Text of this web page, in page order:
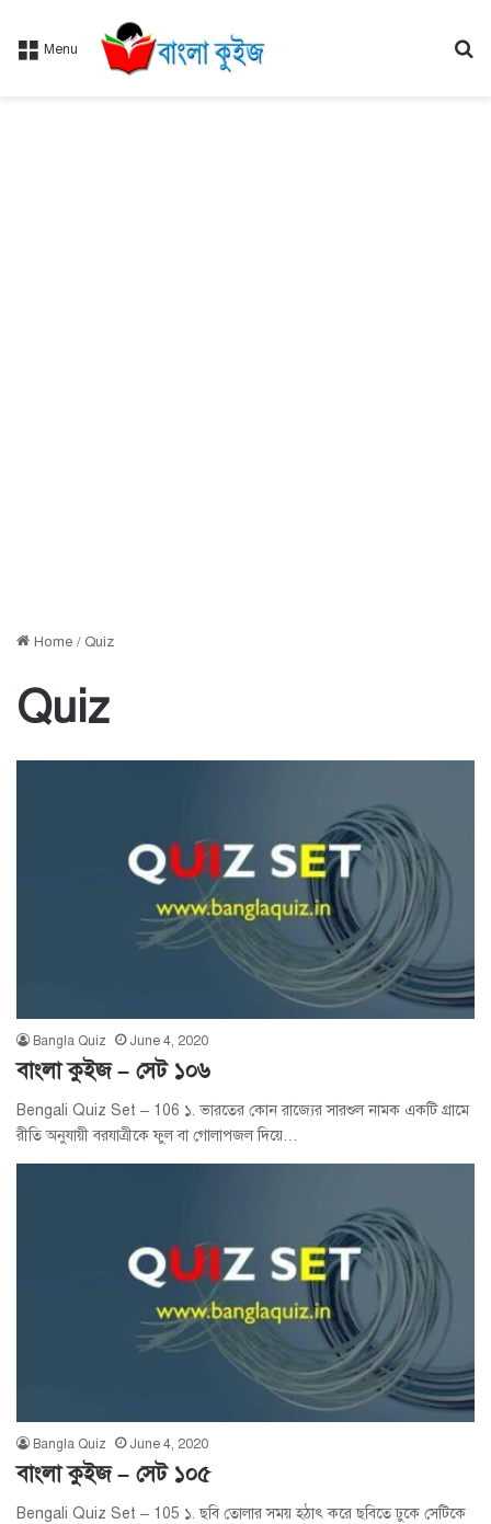
Menu
Home / Quiz
Quiz
Bangla Quiz June 4, 2020
বাংলা কুইজ – সেট ১০৬
Bengali Quiz Set – 106 ১. ভারতের কোন রাজ্যের সারশুল নামক একটি গ্রামে
রীতি অনুযায়ী বরযাত্রীকে ফুল বা গোলাপজল দিয়ে…
Bangla Quiz June 4, 2020
বাংলা কুইজ – সেট ১০৫
Bengali Quiz Set – 105 ১. ছবি তোলার সময় হঠাৎ করে ছবিতে ঢুকে সেটিকে